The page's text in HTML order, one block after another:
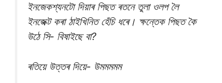
ইনজেকশ্যনটো দিয়াৰ পিছত ৰতনে তুলা ওলপ লৈ
ইনজেক্ট কৰা ঠাইখিনিত হেঁচি ধৰে। ক্ষন্তেক পিছত কৈ
উঠে সি- বিষাইছে বা?
ৰতিয়ে উত্তৰ দিয়ে- উমমমমম